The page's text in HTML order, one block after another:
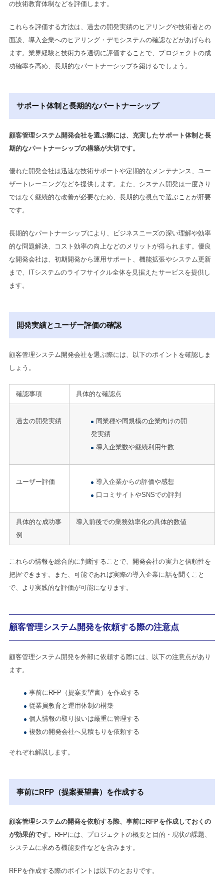
の技術教育体制などを評価します。
これらを評価する方法は、過去の開発実績のヒアリングや技術者との
面談、導入企業へのヒアリング・デモシステムの確認などがあげられ
ます。業界経験と技術力を適切に評価することで、プロジェクトの成
功確率を高め、長期的なパートナーシップを築けるでしょう。
サポート体制と長期的なパートナーシップ
顧客管理システム開発会社を選ぶ際には、充実したサポート体制と長
期的なパートナーシップの構築が大切です。
優れた開発会社は迅速な技術サポートや定期的なメンテナンス、ユー
ザートレーニングなどを提供します。また、システム開発は一度きり
ではなく継続的な改善が必要なため、長期的な視点で選ぶことが肝要
です。
長期的なパートナーシップにより、ビジネスニーズの深い理解や効率
的な問題解決、コスト効率の向上などのメリットが得られます。優良
な開発会社は、初期開発から運用サポート、機能拡張やシステム更新
まで、ITシステムのライフサイクル全体を見据えたサービスを提供し
ます。
開発実績とユーザー評価の確認
顧客管理システム開発会社を選ぶ際には、以下のポイントを確認しま
しょう。
確認事項 具体的な確認点
過去の開発実績
同業種や同規模の企業向けの開
発実績
導入企業数や継続利用年数
ユーザー評価
導入企業からの評価や感想
口コミサイトやSNSでの評判
具体的な成功事
例
導入前後での業務効率化の具体的数値
これらの情報を総合的に判断することで、開発会社の実力と信頼性を
把握できます。また、可能であれば実際の導入企業に話を聞くこと
で、より実践的な評価が可能になります。
顧客管理システム開発を依頼する際の注意点
顧客管理システム開発を外部に依頼する際には、以下の注意点があり
ます。
事前にRFP（提案要望書）を作成する
従業員教育と運用体制の構築
個人情報の取り扱いは厳重に管理する
複数の開発会社へ見積もりを依頼する
それぞれ解説します。
事前にRFP（提案要望書）を作成する
顧客管理システムの開発を依頼する際、事前にRFPを作成しておくの
が効果的です。
RFPには、プロジェクトの概要と目的・現状の課題、
システムに求める機能要件などを含みます。
RFPを作成する際のポイントは以下のとおりです。